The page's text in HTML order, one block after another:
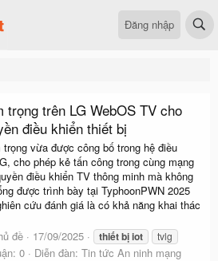
Đăng nhập
trọng trên LG WebOS TV cho
điều khiển thiết bị
trọng vừa được công bố trong hệ điều
cho phép kẻ tấn công trong cùng mạng
điều khiển TV thông minh mà không
được trình bày tại TyphoonPWN 2025
cứu đánh giá là có khả năng khai thác
đề 17/09/2025 thiếtbịiot
tvlg
0 Diễn đàn: Tin tức An ninh mạng